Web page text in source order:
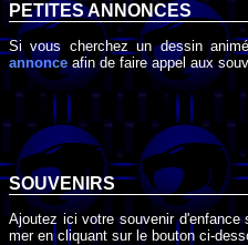
PETITES ANNONCES
Si vous cherchez un dessin
annonceafin de faire appel aux
SOUVENIRS
Ajoutez ici votre souvenir
mer en cliquant sur le bouton ci-